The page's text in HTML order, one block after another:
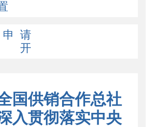
请
开
国供销合作总社
入贯彻落实中央